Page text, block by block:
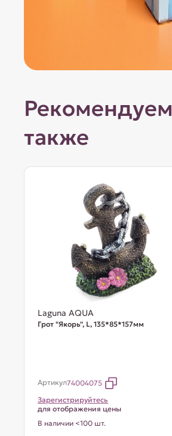
Рекомендуем
также
Laguna AQUA
Грот "Якорь", L, 135*85*157мм
Артикул74004075
Зарегистрируйтесь
для отображения цены
В наличии <100 шт.